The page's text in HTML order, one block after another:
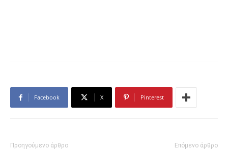
Facebook X Pinterest
Προηγούμενο άρθρο Επόμενο άρθρο